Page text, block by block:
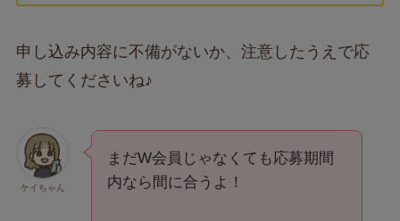
申し込み内容に不備がないか、注意したうえで応
募してくださいね♪
ケイちゃん
まだW会員じゃなくても応募期間
内なら間に合うよ！